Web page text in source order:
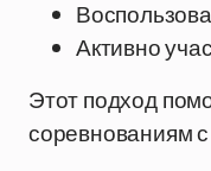
Активно
Этот подход
соревнованиям